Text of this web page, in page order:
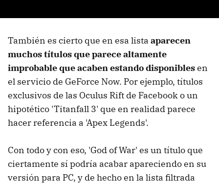
También es cierto que en esa lista aparecen
muchos títulos que parece altamente
improbable que acaben estando disponiblesen
el servicio de GeForce Now. Por ejemplo, títulos
exclusivos de las Oculus Rift de Facebook o un
hipotético 'Titanfall 3' que en realidad parece
hacer referencia a 'Apex Legends'.
Con todo y con eso, 'God of War' es un título que
ciertamente sí podría acabar apareciendo en su
versión para PC, y de hecho en la lista filtrada